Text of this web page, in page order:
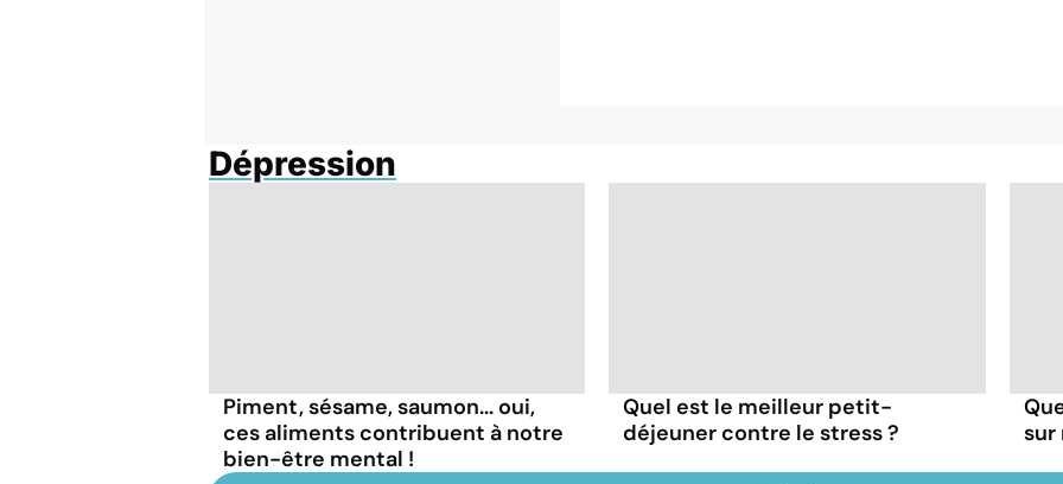
Dépression
Piment, sésame, saumon... oui,
ces aliments contribuent à notre
bien-être mental !
Quel est le meilleur petit-
déjeuner contre le stress ?
sur